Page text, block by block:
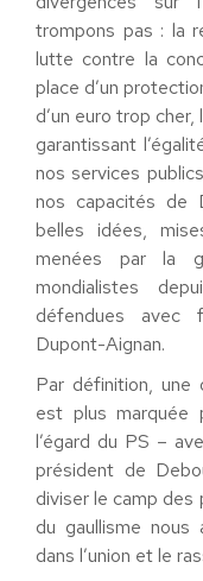
trompons pas : la
lutte contre la
place d’un
d’un euro trop
garantissant
nos services
nos capacités de
belles idées,
menées par la
mondialistes
défendues avec
Dupont-Aignan.
Par définition, une
est plus marquée
l’égard du PS –
président de
diviser le camp des
du gaullisme nous
dans l’union et le